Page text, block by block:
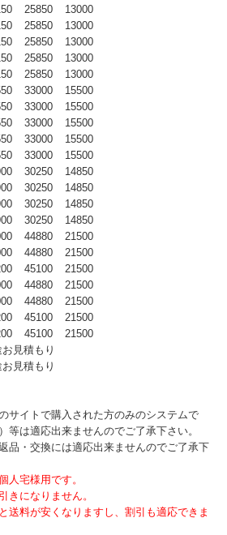
25850
13000
25850
13000
25850
13000
25850
13000
25850
13000
33000
15500
33000
15500
33000
15500
33000
15500
33000
15500
30250
14850
30250
14850
30250
14850
30250
14850
44880
21500
44880
21500
45100
21500
44880
21500
44880
21500
45100
21500
45100
21500
お見積もり
お見積もり
サイトで購入された方のみのシステムで
等は適応出来ませんのでご了承下さい。
品・交換には適応出来ませんのでご了承下
人宅様用です。
きになりません。
送料が安くなりますし、割引も適応できま